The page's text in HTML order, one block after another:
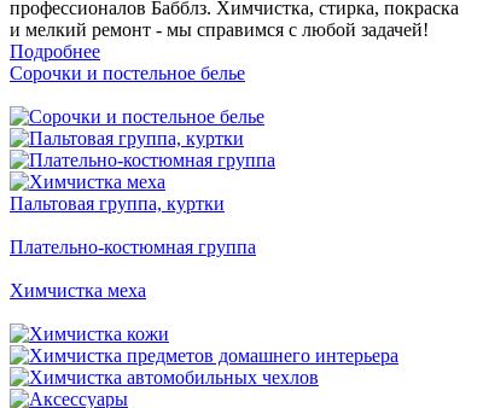
профессионалов Бабблз. Химчистка, стирка, покраска
и мелкий ремонт - мы справимся с любой задачей!
Подробнее
Сорочки и постельное белье
Пальтовая группа, куртки
Плательно-костюмная группа
Химчистка меха